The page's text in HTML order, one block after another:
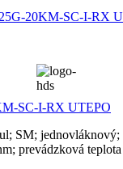
SC-I-RX UTEPO
SM;
prevádzková teplota